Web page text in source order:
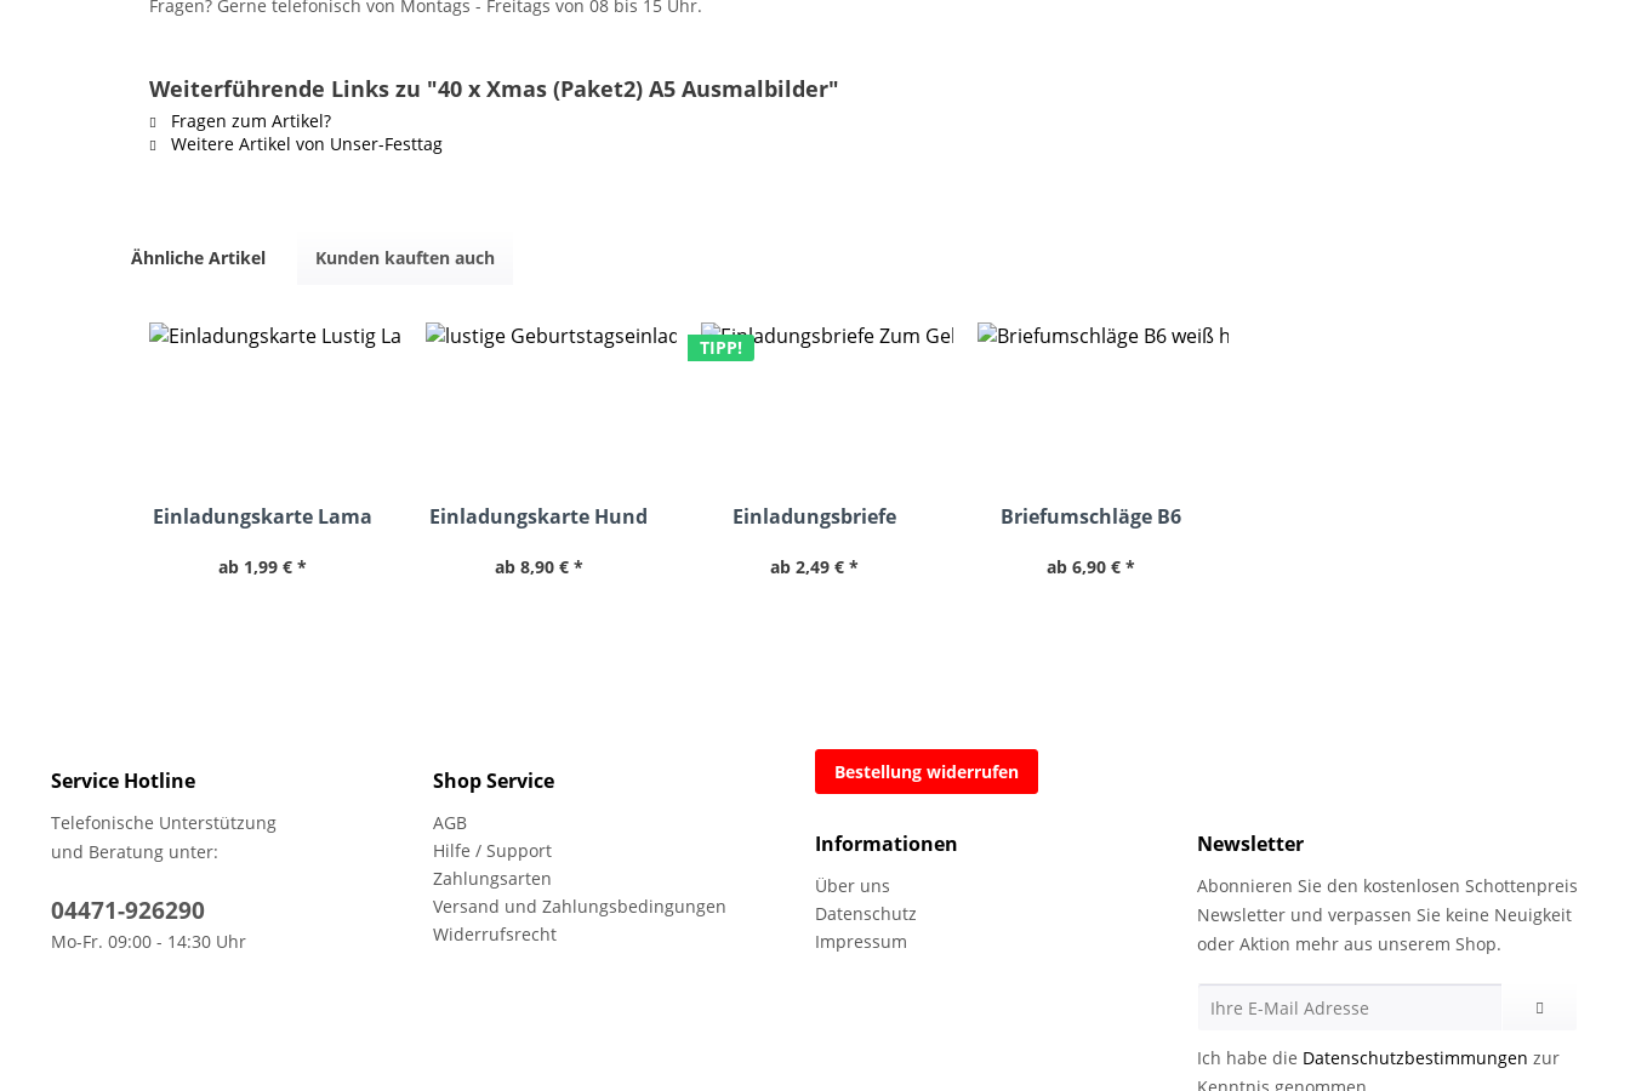
Fragen? Gerne telefonisch von Montags - Freitags von 08 bis 15 Uhr.
Weiterführende Links zu "40 x Xmas (Paket2) A5 Ausmalbilder"
Fragen zum Artikel?
Weitere Artikel von Unser-Festtag
Ähnliche Artikel Kunden kauften auch
Einladungskarte Lama
ab 1,99 € *
Einladungskarte Hund
ab 8,90 € *
TIPP!
Einladungsbriefe
ab 2,49 € *
Briefumschläge B6
ab 6,90 € *
Service Hotline
Telefonische Unterstützung
und Beratung unter:
04471-926290
Mo-Fr. 09:00 - 14:30 Uhr
Shop Service
AGB
Hilfe / Support
Zahlungsarten
Versand und Zahlungsbedingungen
Widerrufsrecht
Bestellung widerrufen
Informationen
Über uns
Datenschutz
Impressum
Newsletter
Abonnieren Sie den kostenlosen Schottenpreis
Newsletter und verpassen Sie keine Neuigkeit
oder Aktion mehr aus unserem Shop.
Ich habe die Datenschutzbestimmungen zur